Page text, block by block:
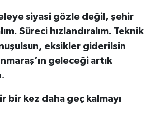
siyasi gözle değil, şehir
Süreci hızlandıralım. Teknik
eksikler giderilsin
geleceği artık
bir kez daha geç kalmayı